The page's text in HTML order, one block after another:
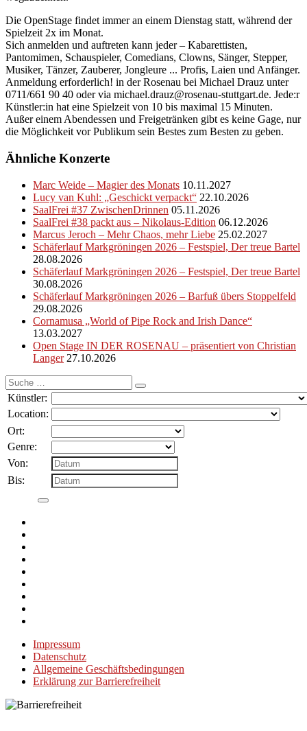
Die OpenStage findet immer an einem Dienstag statt, während der
Spielzeit 2x im Monat.
Sich anmelden und auftreten kann jeder – Kabarettisten,
Pantomimen, Schauspieler, Comedians, Clowns, Sänger, Stepper,
Musiker, Tänzer, Zauberer, Jongleure ... Profis, Laien und Anfänger.
Anmeldung erforderlich! in der Rosenau bei Michael Drauz unter
0711/661 90 40 oder via michael.drauz@rosenau-stuttgart.de. Jede:r
Künstler:in hat eine Spielzeit von 10 bis maximal 15 Minuten.
Außer einem Abendessen und Freigetränken gibt es keine Gage, nur
die Möglichkeit vor Publikum sein Bestes zum Besten zu geben.
Ähnliche Konzerte
Marc Weide – Magier des Monats 10.11.2027
Lucy van Kuhl: „Geschickt verpackt“ 22.10.2026
SaalFrei #37 ZwischenDrinnen 05.11.2026
SaalFrei #38 packt aus – Nikolaus-Edition 06.12.2026
Marcus Jeroch – Mehr Chaos, mehr Liebe 25.02.2027
Schäferlauf Markgröningen 2026 – Festspiel, Der treue Bartel
28.08.2026
Schäferlauf Markgröningen 2026 – Festspiel, Der treue Bartel
30.08.2026
Schäferlauf Markgröningen 2026 – Barfuß übers Stoppelfeld
29.08.2026
Cornamusa „World of Pipe Rock and Irish Dance“
13.03.2027
Open Stage IN DER ROSENAU – präsentiert von Christian
Langer 27.10.2026
Suche
nach:
Künstler:
Location:
Ort:
Genre:
Von:
Bis:
Impressum
Datenschutz
Allgemeine Geschäftsbedingungen
Erklärung zur Barrierefreiheit